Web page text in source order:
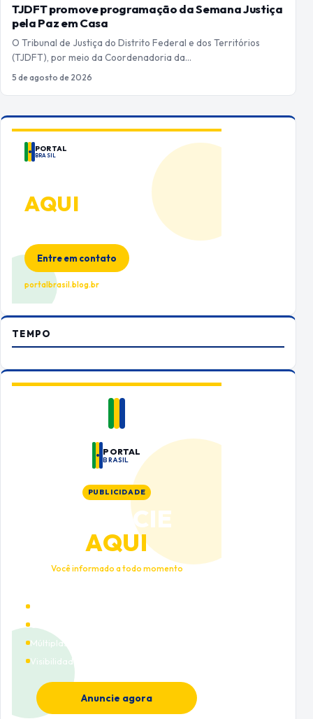
TJDFT promove programação da Semana Justiça
pela Paz em Casa
O Tribunal de Justiça do Distrito Federal e dos Territórios
(TJDFT), por meio da Coordenadoria da…
5 de agosto de 2026
PORTAL
BRASIL
AQUI
Entre em contato
portalbrasil.blog.br
TEMPO
PORTAL
BRASIL
PUBLICIDADE
ANUNCIE
AQUI
Você informado a todo momento
Múltiplas categorias
Visibilidade premium
Anuncie agora